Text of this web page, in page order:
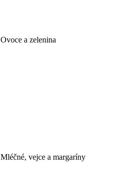
Ovoce a zelenina
Mléčné, vejce a margaríny